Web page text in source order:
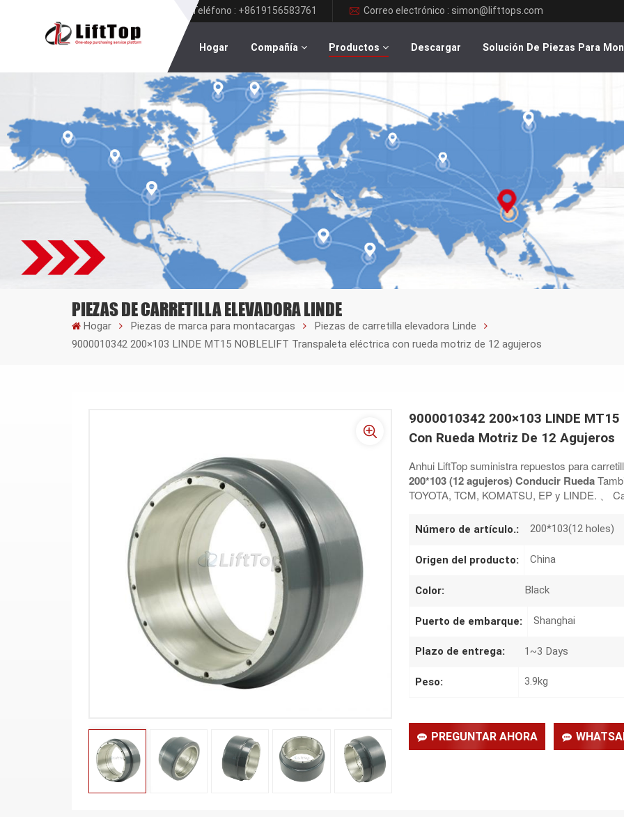
Teléfono : +8619156583761 Correo electrónico : simon@lifttops.com
Hogar Compañía Productos Descargar Solución De Piezas Para
PIEZAS DE CARRETILLA ELEVADORA LINDE
Hogar Piezas de marca para montacargas
Piezas de carretilla elevadora Linde
9000010342 200×103 LINDE MT15 NOBLELIFT Transpaleta eléctrica con rueda motriz de 12 agujeros
9000010342 200×103 LINDE
Con Rueda Motriz De 12 Agujeros
Anhui LiftTop suministra repuestos para
200*103 (12 agujeros)Conducir Rueda
TOYOTA, TCM, KOMATSU, EP y LINDE.
Número de artículo.: 200*103(12 holes)
Origen del producto: China
Color: Black
Puerto de embarque: Shanghai
Plazo de entrega: 1~3 Days
Peso: 3.9kg
PREGUNTAR AHORA